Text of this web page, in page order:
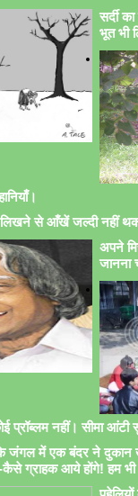
सर्दी
भूत भी
से आँखें जल्दी नहीं
अपने
जानना
प्रॉब्लम नहीं। सीमा आंटी
जंगल में एक बंदर ने दुकान
कैसे ग्राहक आये होंगे! हम भी